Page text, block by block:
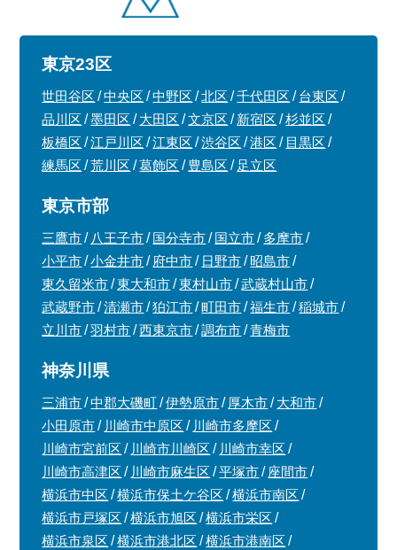
東京23区
世田谷区 中央区 中野区 北区 千代田区
台東区
品川区
墨田区 大田区 文京区 新宿区
杉並区
板橋区
江戸川区 江東区 渋谷区 港区
目黒区
練馬区
荒川区 葛飾区 豊島区 足立区
東京市部
三鷹市 八王子市 国分寺市 国立市
多摩市
小平市
小金井市 府中市 日野市
昭島市
東久留米市
東大和市 東村山市
武蔵村山市
武蔵野市
清瀬市 狛江市 町田市 福生市
稲城市
立川市
羽村市 西東京市 調布市 青梅市
神奈川県
三浦市 中郡大磯町 伊勢原市 厚木市
大和市
小田原市
川崎市中原区
川崎市多摩区
川崎市宮前区
川崎市川崎区
川崎市幸区
川崎市高津区
川崎市麻生区 平塚市
座間市
横浜市中区
横浜市保土ケ谷区
横浜市南区
横浜市戸塚区
横浜市旭区
横浜市栄区
横浜市泉区
横浜市港北区
横浜市港南区